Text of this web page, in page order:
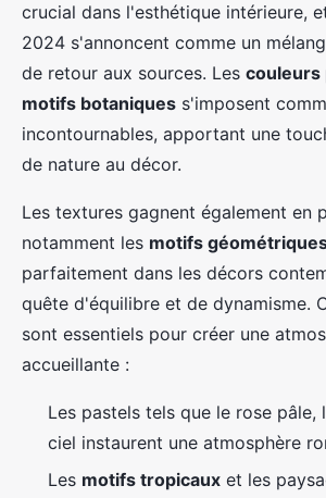
crucial dans l'esthétique intérieure,
2024 s'annoncent comme un
de retour aux sources. Les couleurs
motifs botaniques s'imposent
incontournables, apportant une
de nature au décor.
Les textures gagnent également en
notamment les motifs
parfaitement dans les décors
quête d'équilibre et de dynamisme.
sont essentiels pour créer une
accueillante :
Les pastels tels que le rose pâle,
ciel instaurent une atmosphère
Les motifs tropicaux et les